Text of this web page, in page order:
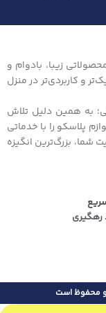
زیبا، بادوام و
و کاربردی‌تر در منزل
به همین دلیل تلاش
پلاسکو را با خدماتی
شما، بزرگ‌ترین انگیزه
رهگیری
محفوظ است